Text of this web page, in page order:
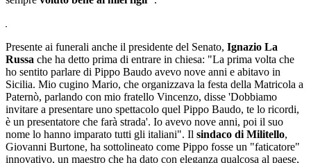
Presente ai funerali anche il presidente del Senato, Ignazio La
Russa che ha detto prima di entrare in chiesa: "La prima volta che
ho sentito parlare di Pippo Baudo avevo nove anni e abitavo in
Sicilia. Mio cugino Mario, che organizzava la festa della Matricola a
Paternò, parlando con mio fratello Vincenzo, disse 'Dobbiamo
invitare a presentare uno spettacolo quel Pippo Baudo, te lo ricordi,
è un presentatore che farà strada'. Io avevo nove anni, poi il suo
nome lo hanno imparato tutti gli italiani". Il sindaco di Militello,
Giovanni Burtone, ha sottolineato come Pippo fosse un "faticatore"
innovativo, un maestro che ha dato con eleganza qualcosa al paese,